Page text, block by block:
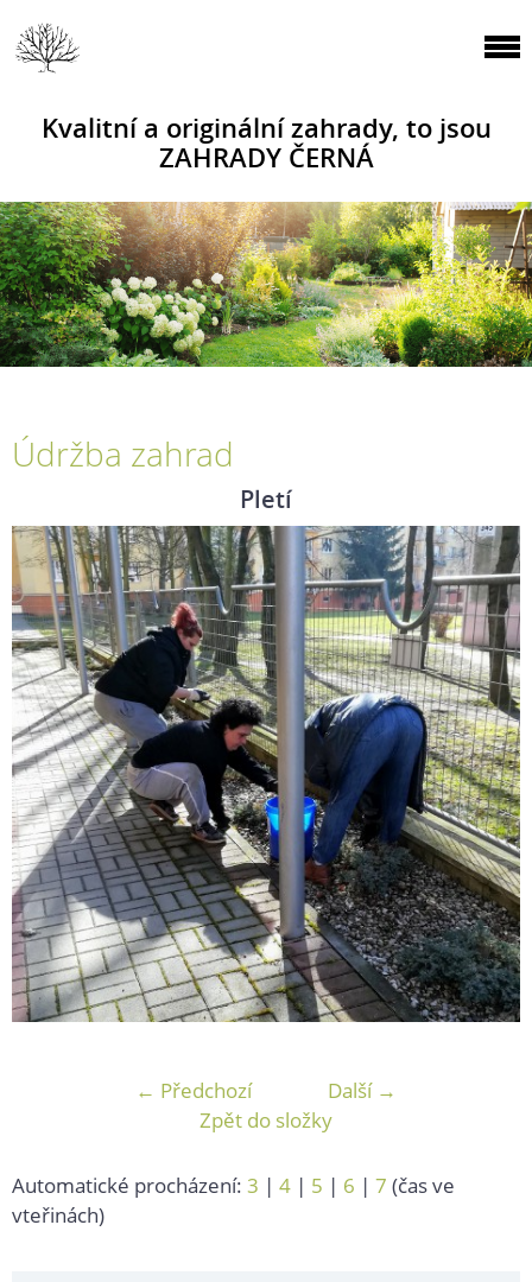
Kvalitní a originální zahrady, to jsou
ZAHRADY ČERNÁ
Údržba zahrad
Pletí
← Předchozí
Další →
Zpět do složky
Automatické procházení: 3 | 4 | 5 | 6 | 7 (čas ve
vteřinách)